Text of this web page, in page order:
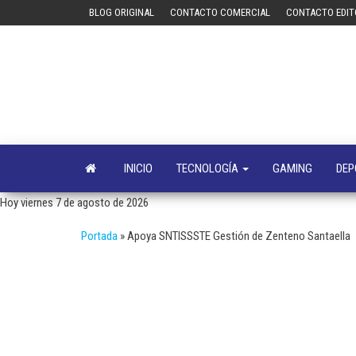
BLOG ORIGINAL CONTACTO COMERCIAL CONTACTO
INICIO TECNOLOGÍA GAMING
Hoy viernes 7 de agosto de 2026
Portada »Apoya SNTISSSTE Gestión de Zenteno Santaella